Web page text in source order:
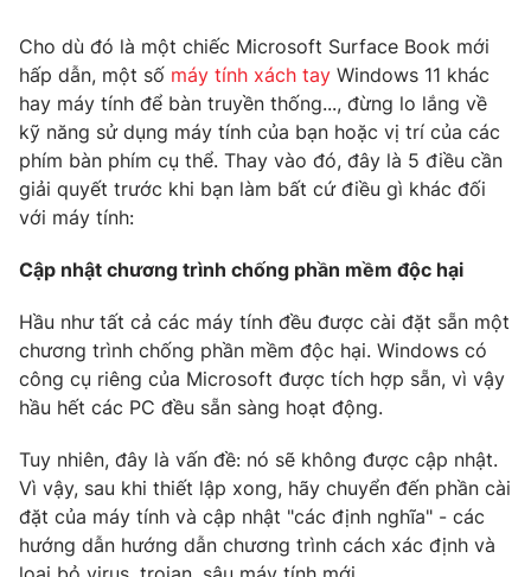
Thế giới đó đây
Câu chuyện quốc tế
Tài chính
Thị trường
Góc doanh nghiệp
Dữ liệu và đời sống
Truyền hình
Phim VTV
Hậu trường
Nhân vật
Khán giả
Giải sao mai
Giải trí
Điện ảnh
Âm nhạc
Sao
Du lịch
Làm đẹp
Chất lượng cuộc sống
Giáo dục
Tuyển sinh
Học trực tuyến
Hitech Công nghệ tương lai
Sản phẩm
Giao lưu trực tuyến
Cho dù đó là một chiếc Microsoft Surface Book mới
hấp dẫn, một số máy tính xách tay Windows 11 khác
hay máy tính để bàn truyền thống..., đừng lo lắng về
kỹ năng sử dụng máy tính của bạn hoặc vị trí của các
phím bàn phím cụ thể. Thay vào đó, đây là 5 điều cần
giải quyết trước khi bạn làm bất cứ điều gì khác đối
với máy tính:
Cập nhật chương trình chống phần mềm độc hại
Hầu như tất cả các máy tính đều được cài đặt sẵn một
chương trình chống phần mềm độc hại. Windows có
công cụ riêng của Microsoft được tích hợp sẵn, vì vậy
hầu hết các PC đều sẵn sàng hoạt động.
Tuy nhiên, đây là vấn đề: nó sẽ không được cập nhật.
Vì vậy, sau khi thiết lập xong, hãy chuyển đến phần cài
đặt của máy tính và cập nhật "các định nghĩa" - các
hướng dẫn hướng dẫn chương trình cách xác định và